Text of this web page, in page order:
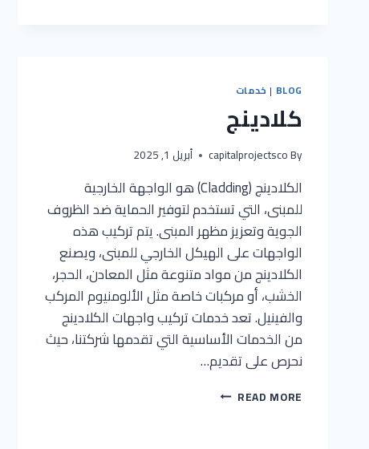
BLOG
| خدمات
كلادينج
By
capitalprojectsco أبريل 1, 2025
الكلادينج (Cladding) هو الواجهة الخارجية
للمبنى، التي تستخدم لتوفير الحماية ضد الظروف
الجوية وتعزيز مظهر المبنى. يتم تركيب هذه
الواجهات على الهيكل الخارجي للمبنى، ويصنع
الكلادينج من مواد متنوعة مثل المعادن، الحجر،
الخشب، أو مركبات خاصة مثل الألومنيوم المركب
والفينيل. تعد خدمات تركيب واجهات الكلادينج
من الخدمات الأساسية التي تقدمها شركتنا، حيث
نحرص على تقديم…
READ MORE كلادينج